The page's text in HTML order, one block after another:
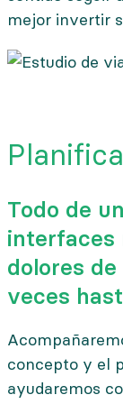
mejor invertir
Todo de
interfaces
dolores
veces
concepto y el
ayudaremos